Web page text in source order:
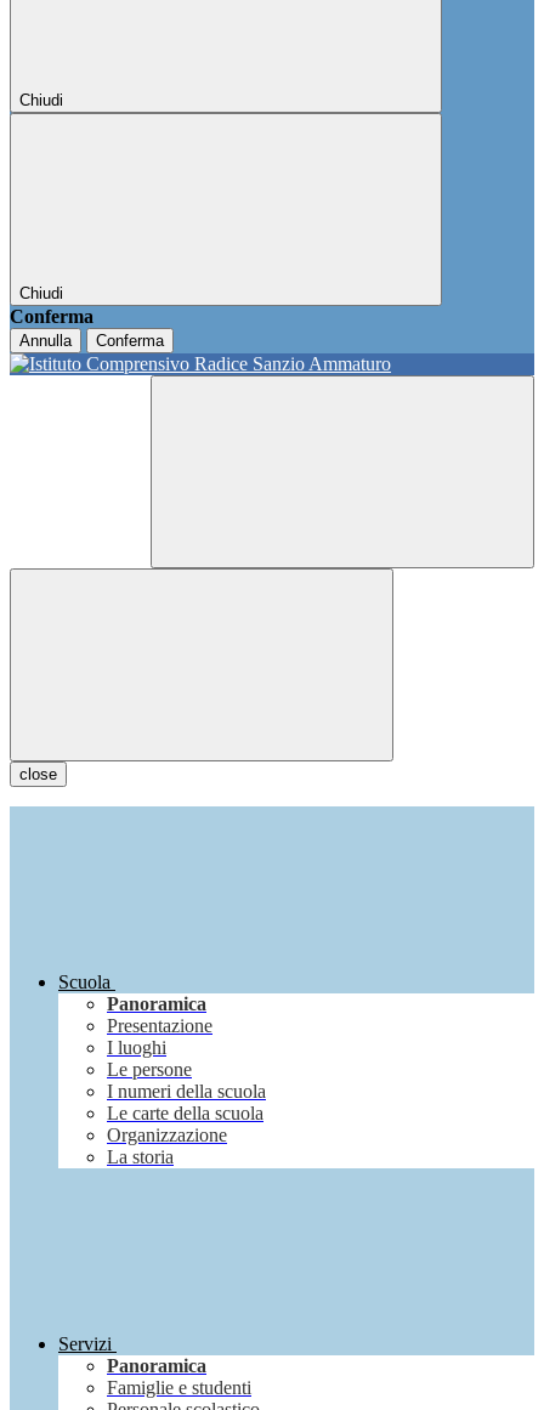
Chiudi
Chiudi
Conferma
Annulla Conferma
close
Scuola
Panoramica
Presentazione
I luoghi
Le persone
I numeri della scuola
Le carte della scuola
Organizzazione
La storia
Servizi
Panoramica
Famiglie e studenti